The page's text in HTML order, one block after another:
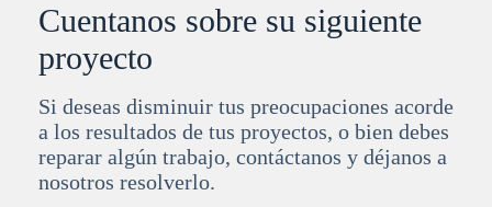
Cuentanos sobre su siguiente
proyecto
Si deseas disminuir tus preocupaciones acorde
a los resultados de tus proyectos, o bien debes
reparar algún trabajo, contáctanos y déjanos a
nosotros resolverlo.